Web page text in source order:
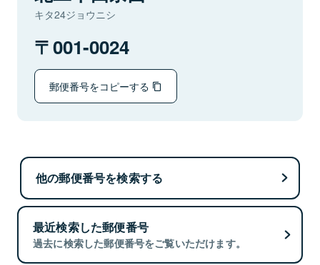
キタ24ジョウニシ
001-0024
郵便番号をコピーする
他の郵便番号を検索する
最近検索した郵便番号
過去に検索した郵便番号をご覧いただけます。